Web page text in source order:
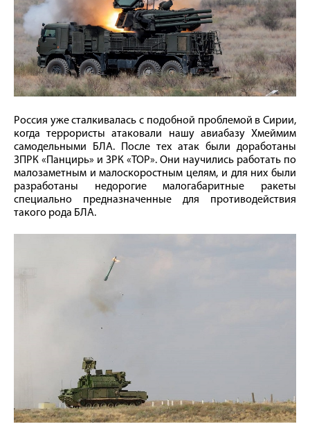
Россия уже сталкивалась с подобной проблемой в Сирии,
когда террористы атаковали нашу авиабазу Хмеймим
самодельными БЛА. После тех атак были доработаны
ЗПРК «Панцирь» и ЗРК «ТОР». Они научились работать по
малозаметным и малоскоростным целям, и для них были
разработаны недорогие малогабаритные ракеты
специально предназначенные для противодействия
такого рода БЛА.